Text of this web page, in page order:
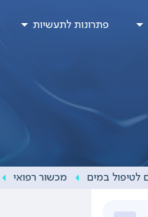
פתרונות לתעשיות
לטיפול במים מכשור רפואי